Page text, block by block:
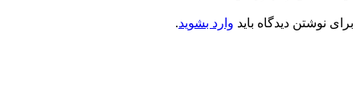
برای نوشتن دیدگاه باید وارد بشوید.